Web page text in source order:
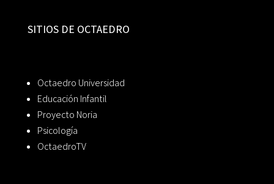
SITIOS DE OCTAEDRO
Octaedro Universidad
Educación Infantil
Proyecto Noria
Psicología
OctaedroTV